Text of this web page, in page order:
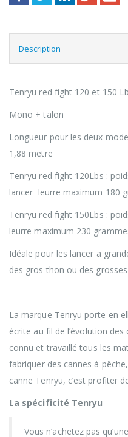
Description
Tenryu red fight 120 et 150
Mono + talon
Longueur pour les deux
1,88 metre
Tenryu red fight 120Lbs :
lancer leurre maximum 180
Tenryu red fight 150Lbs :
leurre maximum 230
Idéale pour les lancer a
des gros thon ou des
La marque Tenryu porte en
écrite au fil de l’évolution
connu et travaillé tous les
fabriquer des cannes à
canne Tenryu, c’est profiter
La spécificité Tenryu
Vous n’achetez pas